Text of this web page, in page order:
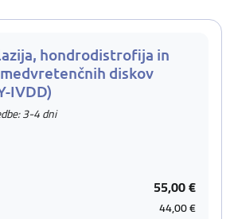
hondrodistrofija in
diskov
IVDD)
3-4 dni
55,00 €
44,00 €